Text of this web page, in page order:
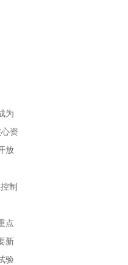
为
资
放
制
点
新
验